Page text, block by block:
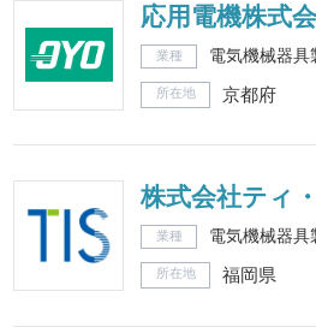
応用電機株式
業種 電気機械器具
所在地 京都府
株式会社ティ
業種 電気機械器具
所在地 福岡県